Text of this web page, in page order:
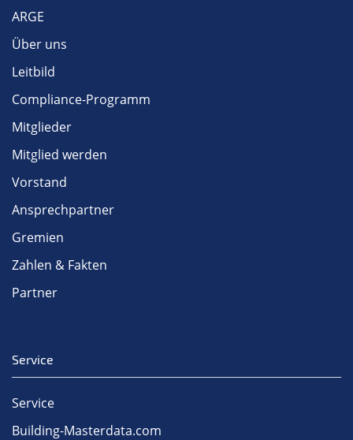
ARGE
Über uns
Leitbild
Compliance-Programm
Mitglieder
Mitglied werden
Vorstand
Ansprechpartner
Gremien
Zahlen & Fakten
Partner
Service
Service
Building-Masterdata.com